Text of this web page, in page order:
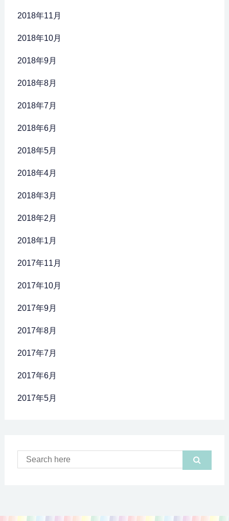
2018年11月
2018年10月
2018年9月
2018年8月
2018年7月
2018年6月
2018年5月
2018年4月
2018年3月
2018年2月
2018年1月
2017年11月
2017年10月
2017年9月
2017年8月
2017年7月
2017年6月
2017年5月